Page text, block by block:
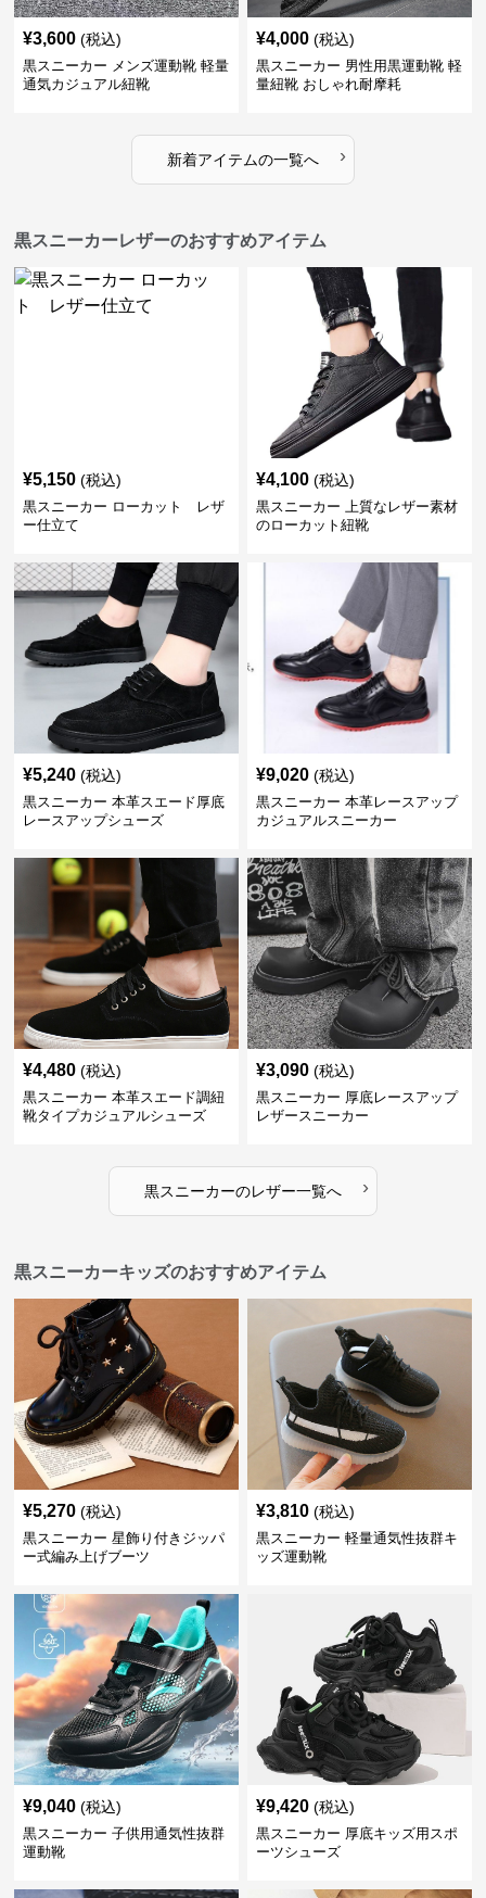
¥3,600 (税込)
黒スニーカー メンズ運動靴 軽量
通気カジュアル紐靴
¥4,000 (税込)
黒スニーカー 男性用黒運動靴 軽
量紐靴 おしゃれ耐摩耗
新着アイテムの一覧へ ›
黒スニーカーレザーのおすすめアイテム
¥5,150 (税込)
黒スニーカー ローカット レザ
ー仕立て
¥4,100 (税込)
黒スニーカー 上質なレザー素材
のローカット紐靴
¥5,240 (税込)
黒スニーカー 本革スエード厚底
レースアップシューズ
¥9,020 (税込)
黒スニーカー 本革レースアップ
カジュアルスニーカー
¥4,480 (税込)
黒スニーカー 本革スエード調紐
靴タイプカジュアルシューズ
¥3,090 (税込)
黒スニーカー 厚底レースアップ
レザースニーカー
黒スニーカーのレザー一覧へ ›
黒スニーカーキッズのおすすめアイテム
¥5,270 (税込)
黒スニーカー 星飾り付きジッパ
ー式編み上げブーツ
¥3,810 (税込)
黒スニーカー 軽量通気性抜群キ
ッズ運動靴
¥9,040 (税込)
黒スニーカー 子供用通気性抜群
運動靴
¥9,420 (税込)
黒スニーカー 厚底キッズ用スポ
ーツシューズ